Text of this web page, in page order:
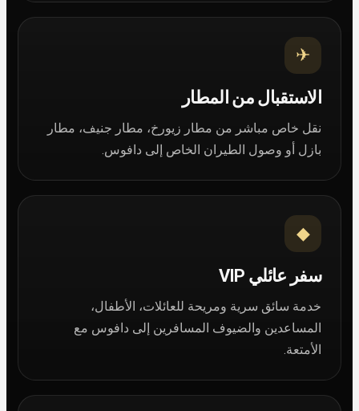
✈
الاستقبال من المطار
نقل خاص مباشر من مطار زيورخ، مطار جنيف، مطار
بازل أو وصول الطيران الخاص إلى دافوس.
◆
سفر عائلي VIP
خدمة سائق سرية ومريحة للعائلات، الأطفال،
المساعدين والضيوف المسافرين إلى دافوس مع
الأمتعة.